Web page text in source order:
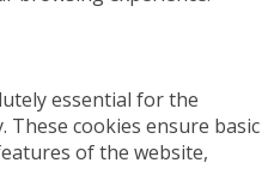
essential for the
cookies ensure basic
of the website,